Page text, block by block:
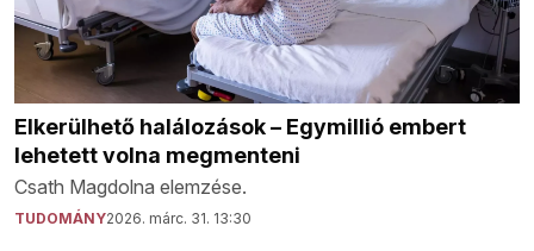
Elkerülhető halálozások – Egymillió embert
lehetett volna megmenteni
Csath Magdolna elemzése.
TUDOMÁNY2026. márc. 31. 13:30